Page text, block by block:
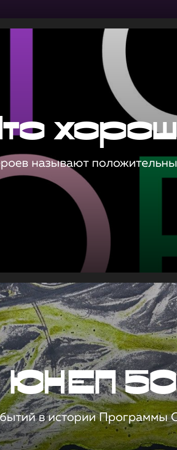
называют
ЮНЕП 50
в истории